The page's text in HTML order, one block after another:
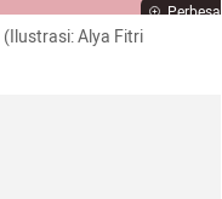
Perbesar
Alya Fitri